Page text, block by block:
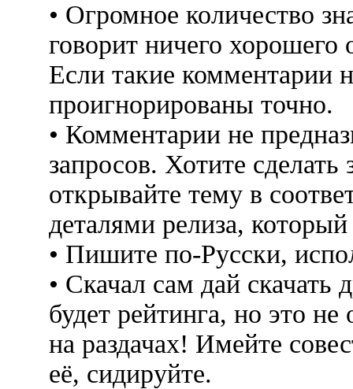
• Огромное количество
говорит ничего
Если такие комментарии
проигнорированы точно.
• Комментарии не
запросов. Хотите
открывайте тему в
деталями релиза,
• Пишите по-Русски,
• Скачал сам дай скачать
будет рейтинга, но это не
на раздачах! Имейте
её, сидируйте.